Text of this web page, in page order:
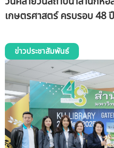
ระบบสารสนเทศ (ใน)
ติดต่อเรา
สายตรงผู้บริหาร
เกษตรศาสตร์ ครบรอบ 48 ปี
ข่าวประชาสัมพันธ์